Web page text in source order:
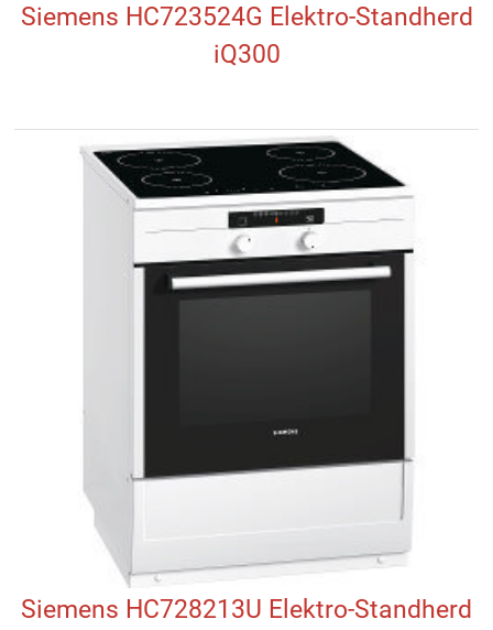
Siemens HC723524G Elektro-Standherd
iQ300
Siemens HC728213U Elektro-Standherd